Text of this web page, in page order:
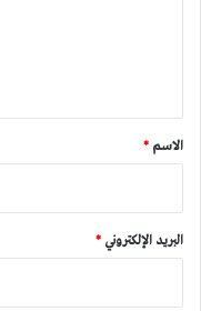
*
الاسم *
البريد الإلكتروني *